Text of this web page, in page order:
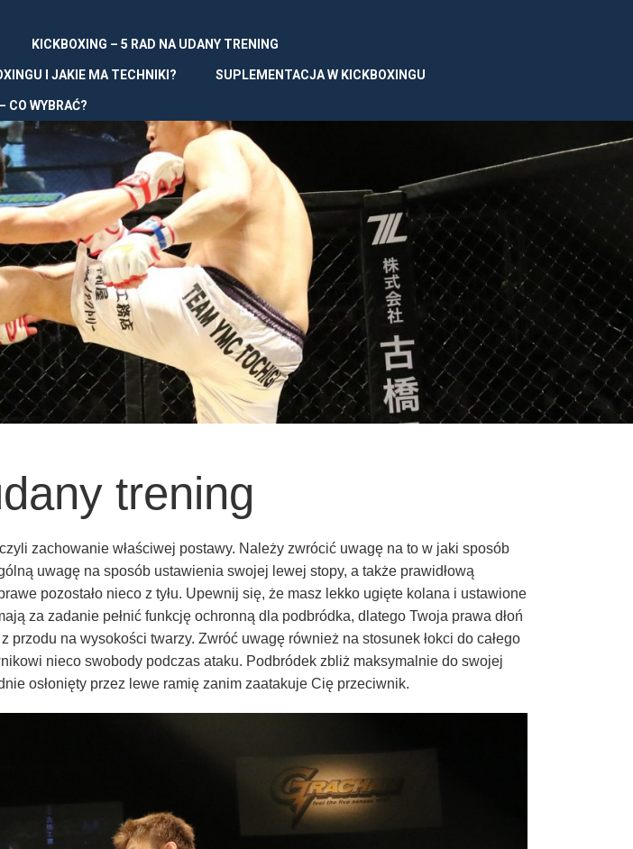
KICKBOXING – 5 RAD NA UDANY TRENING
I JAKIE MA TECHNIKI? SUPLEMENTACJA W KICKBOXINGU
CO WYBRAĆ?
trening
zachowanie właściwej postawy. Należy zwrócić uwagę na to w jaki sposób
uwagę na sposób ustawienia swojej lewej stopy, a także prawidłową
pozostało nieco z tyłu. Upewnij się, że masz lekko ugięte kolana i ustawione
za zadanie pełnić funkcję ochronną dla podbródka, dlatego Twoja prawa dłoń
na wysokości twarzy. Zwróć uwagę również na stosunek łokci do całego
nieco swobody podczas ataku. Podbródek zbliż maksymalnie do swojej
osłonięty przez lewe ramię zanim zaatakuje Cię przeciwnik.